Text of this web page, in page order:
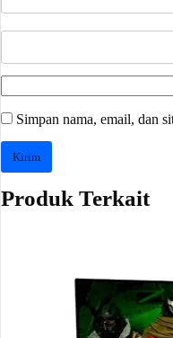
Simpan nama, email, dan
Produk Terkait